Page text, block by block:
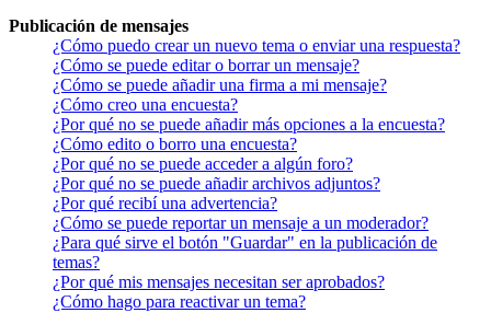
Publicación de mensajes
¿Cómo puedo crear un nuevo tema o enviar una respuesta?
¿Cómo se puede editar o borrar un mensaje?
¿Cómo se puede añadir una firma a mi mensaje?
¿Cómo creo una encuesta?
¿Por qué no se puede añadir más opciones a la encuesta?
¿Cómo edito o borro una encuesta?
¿Por qué no se puede acceder a algún foro?
¿Por qué no se puede añadir archivos adjuntos?
¿Por qué recibí una advertencia?
¿Cómo se puede reportar un mensaje a un moderador?
¿Para qué sirve el botón "Guardar" en la publicación de
temas?
¿Por qué mis mensajes necesitan ser aprobados?
¿Cómo hago para reactivar un tema?